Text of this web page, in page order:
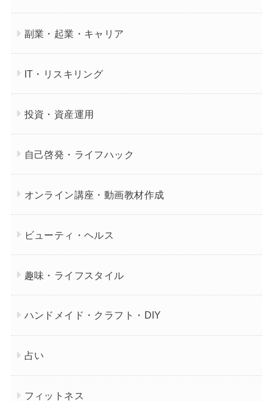
副業・起業・キャリア
IT・リスキリング
投資・資産運用
自己啓発・ライフハック
オンライン講座・動画教材作成
ビューティ・ヘルス
趣味・ライフスタイル
ハンドメイド・クラフト・DIY
占い
フィットネス